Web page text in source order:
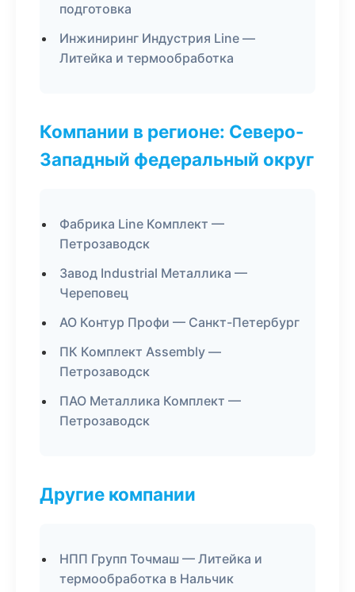
подготовка
Инжиниринг Индустрия Line —
Литейка и термообработка
Компании в регионе: Северо-
Западный федеральный округ
Фабрика Line Комплект —
Петрозаводск
Завод Industrial Металлика —
Череповец
АО Контур Профи — Санкт-Петербург
ПК Комплект Assembly —
Петрозаводск
ПАО Металлика Комплект —
Петрозаводск
Другие компании
НПП Групп Точмаш — Литейка и
термообработка в Нальчик